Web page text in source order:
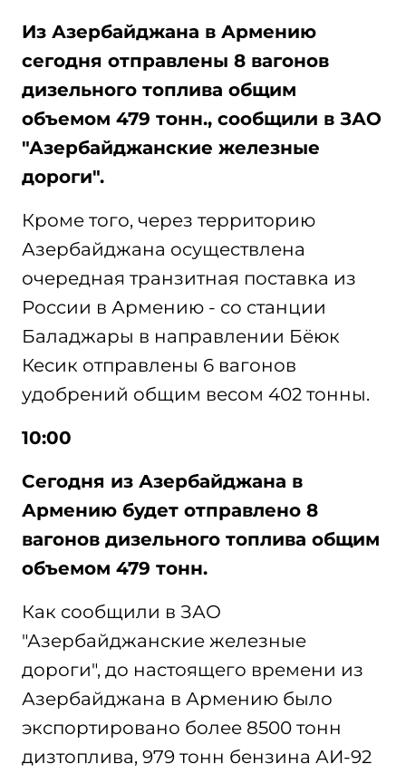
Из Азербайджана в Армению
сегодня отправлены 8 вагонов
дизельного топлива общим
объемом 479 тонн., сообщили в ЗАО
"Азербайджанские железные
дороги".
Кроме того, через территорию
Азербайджана осуществлена
очередная транзитная поставка из
России в Армению - со станции
Баладжары в направлении Бёюк
Кесик отправлены 6 вагонов
удобрений общим весом 402 тонны.
10:00
Сегодня из Азербайджана в
Армению будет отправлено 8
вагонов дизельного топлива общим
объемом 479 тонн.
Как сообщили в ЗАО
"Азербайджанские железные
дороги", до настоящего времени из
Азербайджана в Армению было
экспортировано более 8500 тонн
дизтоплива, 979 тонн бензина АИ-92